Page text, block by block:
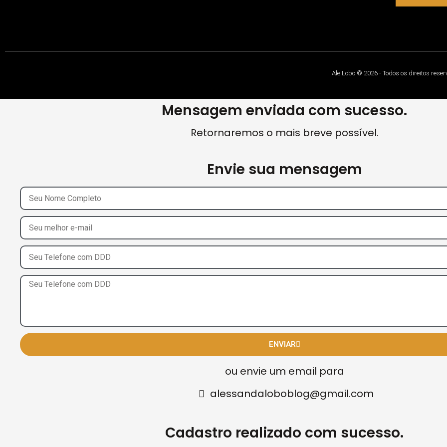
Ale Lobo © 2026 - Todos os direitos
Mensagem enviada com sucesso.
Retornaremos o mais breve possível.
Envie sua mensagem
ENVIAR
ou envie um email para
alessandaloboblog@gmail.com
Cadastro realizado com sucesso.